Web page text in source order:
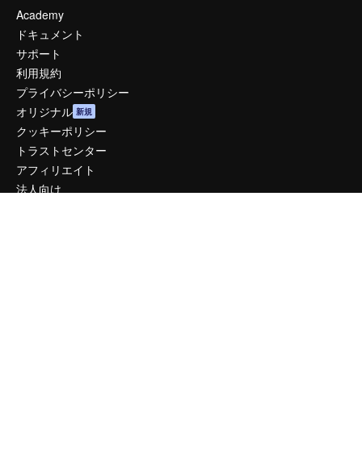
Academy
ドキュメント
サポート
利用規約
プライバシーポリシー
オリジナル 新規
クッキーポリシー
トラストセンター
アフィリエイト
法人向け